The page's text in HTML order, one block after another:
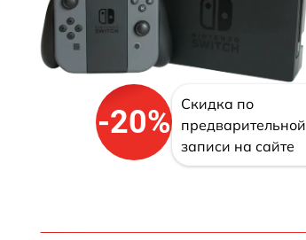
-20%
Скидка по
предварительной
записи на сайте